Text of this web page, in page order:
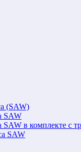
(SAW)
SAW
в комплекте с
SAW